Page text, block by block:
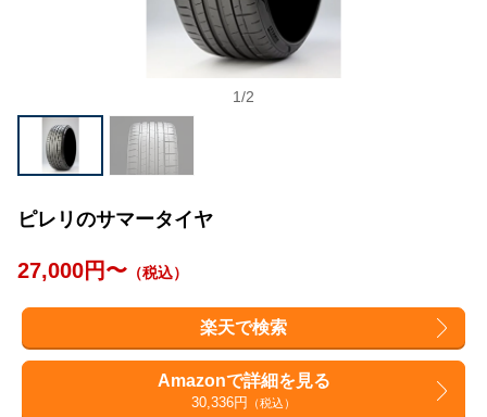
1/2
ピレリのサマータイヤ
27,000円〜 （税込）
楽天で検索
Amazonで詳細を見る
30,336円 （税込）